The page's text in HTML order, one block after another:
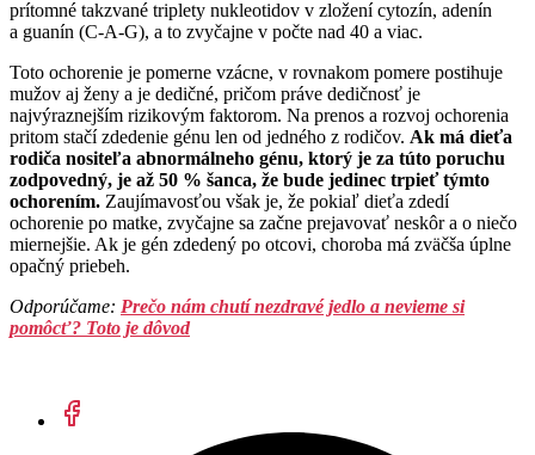
prítomné takzvané triplety nukleotidov v zložení cytozín, adenín
a guanín (C-A-G), a to zvyčajne v počte nad 40 a viac.
Toto ochorenie je pomerne vzácne, v rovnakom pomere postihuje
mužov aj ženy a je dedičné, pričom práve dedičnosť je
najvýraznejším rizikovým faktorom. Na prenos a rozvoj ochorenia
pritom stačí zdedenie génu len od jedného z rodičov. Ak má dieťa
rodiča nositeľa abnormálneho génu, ktorý je za túto poruchu
zodpovedný, je až 50 % šanca, že bude jedinec trpieť týmto
ochorením. Zaujímavosťou však je, že pokiaľ dieťa zdedí
ochorenie po matke, zvyčajne sa začne prejavovať neskôr a o niečo
miernejšie. Ak je gén zdedený po otcovi, choroba má zväčša úplne
opačný priebeh.
Odporúčame: Prečo nám chutí nezdravé jedlo a nevieme si
pomôcť? Toto je dôvod